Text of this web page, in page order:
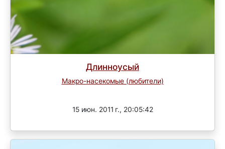
Длинноусый
Макро-насекомые (любители)
15 июн. 2011 г., 20:05:42